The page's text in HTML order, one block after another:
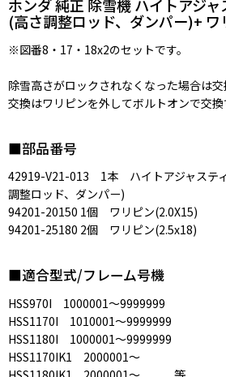
ホンダ 純正 除雪機 ハイトアジ
(高さ調整ロッド、ダンパー)+ ワ
※図番8・17・18x2のセットです。
除雪高さがロックされなくなった場合は交
交換はワリピンを外してボルトオンで交換
■部品番号
42919-V21-013 1本 ハイトアジャステ
調整ロッド、ダンパー)
94201-20150 1個 ワリピン(2.0X15)
94201-25180 2個 ワリピン(2.5x18)
■適合型式/フレーム号機
HSS970I 1000001〜9999999
HSS1170I 1010001〜9999999
HSS1180I 1000001〜9999999
HSS1170IK1 2000001〜